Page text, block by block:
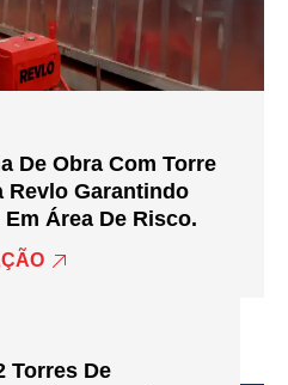
De Obra Com Torre
Revlo Garantindo
Área De Risco.
Torres De